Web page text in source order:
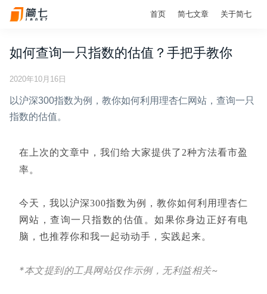
首页 简七文章 关于简七
如何查询一只指数的估值？手把手教你
2020年10月16日
以沪深300指数为例，教你如何利用理杏仁网站，查询一只
指数的估值。
在上次的文章中，我们给大家提供了2种方法看市盈
率。
今天，我以沪深300指数为例，教你如何利用理杏仁
网站，查询一只指数的估值。如果你身边正好有电
脑，也推荐你和我一起动动手，实践起来。
*本文提到的工具网站仅作示例，无利益相关~